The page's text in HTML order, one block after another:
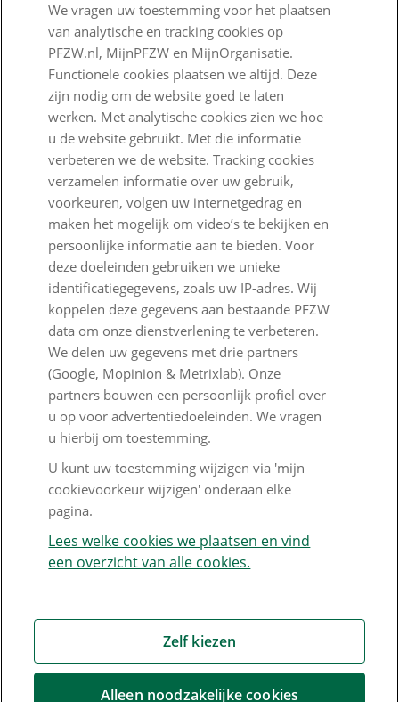
Wij zijn PFZW
Beleggen voor een goed pensioen
Nieuwe regels voor pensioen
Zo staan we ervoor
Nieuws
Voor de pers
PFZW Dichtbij
Werken bij PFZW
Responsible disclosure
Digitale toegankelijkheid
Goed Bezig
Klantenservice
Contact
Veelgestelde vragen
Klachtenregeling
Nieuwsbrief
We vragen uw toestemming voor het plaatsen
van analytische en tracking cookies op
PFZW.nl, MijnPFZW en MijnOrganisatie.
Functionele cookies plaatsen we altijd. Deze
zijn nodig om de website goed te laten
werken. Met analytische cookies zien we hoe
u de website gebruikt. Met die informatie
verbeteren we de website. Tracking cookies
verzamelen informatie over uw gebruik,
voorkeuren, volgen uw internetgedrag en
maken het mogelijk om video’s te bekijken en
persoonlijke informatie aan te bieden. Voor
deze doeleinden gebruiken we unieke
identificatiegegevens, zoals uw IP-adres. Wij
koppelen deze gegevens aan bestaande PFZW
data om onze dienstverlening te verbeteren.
We delen uw gegevens met drie partners
(Google, Mopinion & Metrixlab). Onze
partners bouwen een persoonlijk profiel over
u op voor advertentiedoeleinden. We vragen
u hierbij om toestemming.
U kunt uw toestemming wijzigen via 'mijn
cookievoorkeur wijzigen' onderaan elke
pagina.
Lees welke cookies we plaatsen en vind
een overzicht van alle cookies.
Zelf kiezen
Alleen noodzakelijke cookies